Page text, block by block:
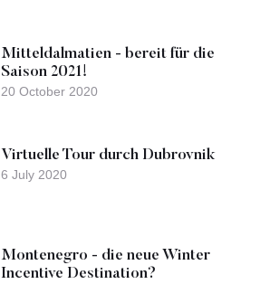
Mitteldalmatien - bereit für die
Saison 2021!
20 October 2020
Virtuelle Tour durch Dubrovnik
6 July 2020
Montenegro - die neue Winter
Incentive Destination?